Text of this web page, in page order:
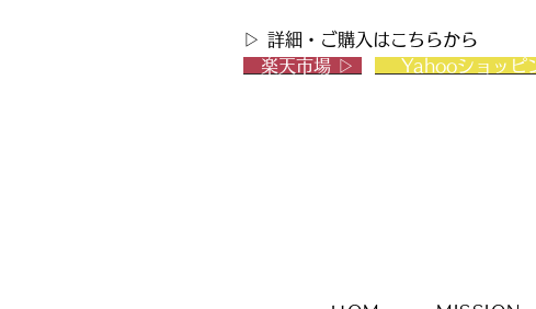
▷ 詳細・ご購入はこちらから
楽天市場 ▷
Yahooショッピ